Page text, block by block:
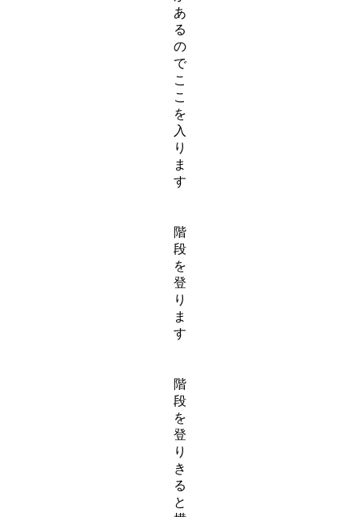
あ
る
の
で
こ
こ
を
入
り
ま
す
階
段
を
登
り
ま
す
階
段
を
登
り
き
る
と